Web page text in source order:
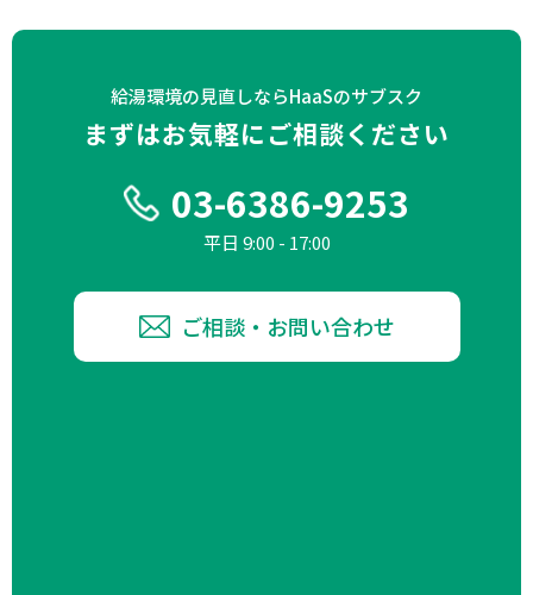
給湯環境の見直しならHaaSのサブスク
まずはお気軽にご相談ください
03-6386-9253
平日 9:00 - 17:00
ご相談・お問い合わせ